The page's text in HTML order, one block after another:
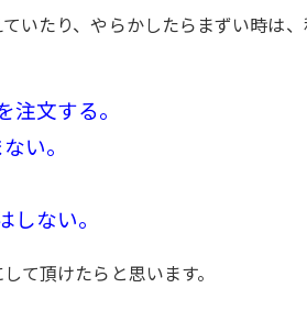
いたり、やらかしたらまずい時は
文する。
い。
ない。
て頂けたらと思います。